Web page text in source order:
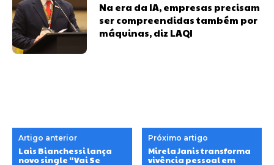
Na era da IA, empresas precisam
ser compreendidas também por
máquinas, diz LAQI
Artigo anterior
Lais Bianchessi lança
novo single “Vai Se
Próximo artigo
Mirela Janis transforma
vivência pessoal em